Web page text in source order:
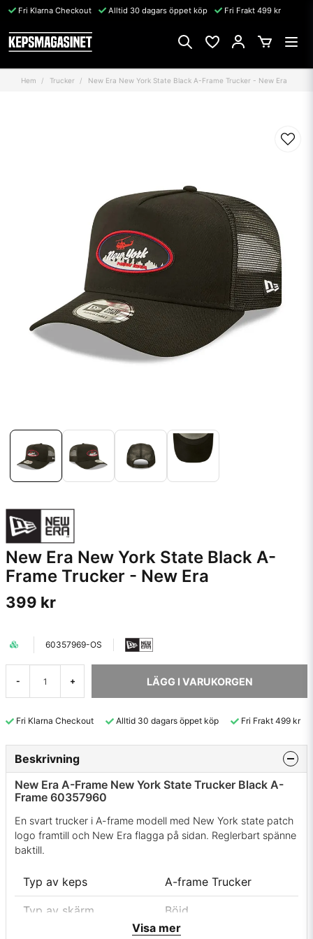
Fri Klarna Checkout Alltid 30 dagars öppet köp Fri Frakt 499 kr
Hem Trucker New Era New York State Black A-Frame Trucker - New Era
New Era New York State Black A-
Frame Trucker - New Era
399 kr
60357969-OS
- + LÄGG I VARUKORGEN
Fri Klarna Checkout Alltid 30 dagars öppet köp Fri Frakt 499 kr
Beskrivning
New Era A-Frame New York State Trucker Black A-
Frame 60357960
En svart trucker i A-frame modell med New York state patch
logo framtill och New Era flagga på sidan. Reglerbart spänne
baktill.
Typ av keps A-frame Trucker
Typ av skärm Böjd
Visa mer